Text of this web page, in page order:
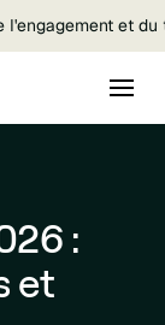
l'engagement et
:
et